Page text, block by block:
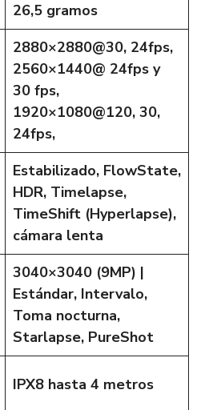
26,5 gramos
2880×2880@30, 24fps,
2560×1440@ 24fps y
30 fps,
1920×1080@120, 30,
24fps,
Estabilizado, FlowState,
HDR, Timelapse,
TimeShift (Hyperlapse),
cámara lenta
3040×3040 (9MP) |
Estándar, Intervalo,
Toma nocturna,
Starlapse, PureShot
IPX8 hasta 4 metros